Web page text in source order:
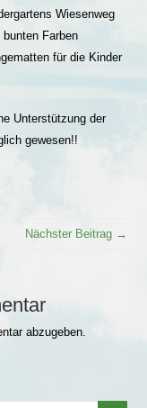
Wiesenweg
Farben
für die Kinder
Unterstützung der
gewesen!!
Nächster Beitrag →
abzugeben.